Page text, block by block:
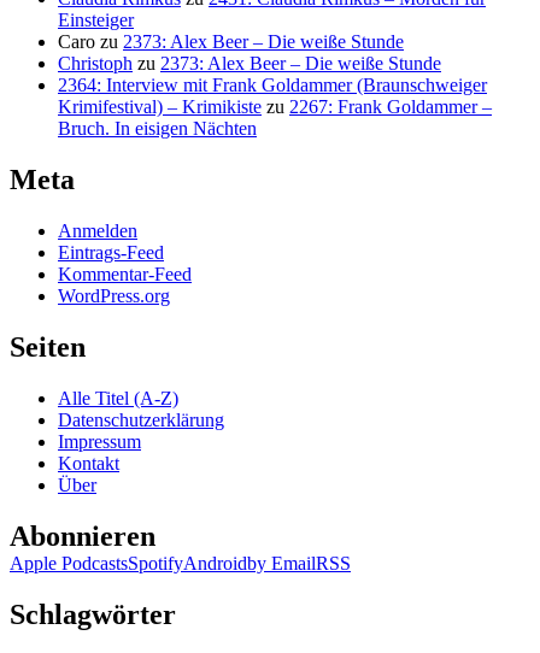
Einsteiger
Caro zu 2373: Alex Beer – Die weiße Stunde
Christoph zu 2373: Alex Beer – Die weiße Stunde
2364: Interview mit Frank Goldammer (Braunschweiger
Krimifestival) – Krimikiste zu 2267: Frank Goldammer –
Bruch. In eisigen Nächten
Meta
Anmelden
Eintrags-Feed
Kommentar-Feed
WordPress.org
Seiten
Alle Titel (A-Z)
Datenschutzerklärung
Impressum
Kontakt
Über
Abonnieren
Apple PodcastsSpotifyAndroidby EmailRSS
Schlagwörter